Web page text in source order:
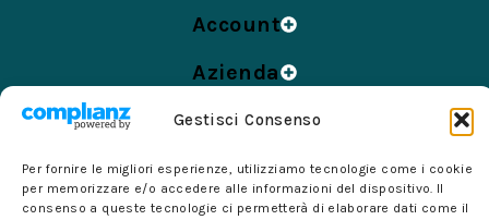
Gestisci Consenso
Per fornire le migliori esperienze, utilizziamo tecnologie come i cookie
per memorizzare e/o accedere alle informazioni del dispositivo. Il
consenso a queste tecnologie ci permetterà di elaborare dati come il
Account
Azienda
Informazioni
© 2024 Forniture per Alberghi di Barra Felice – Tutti i